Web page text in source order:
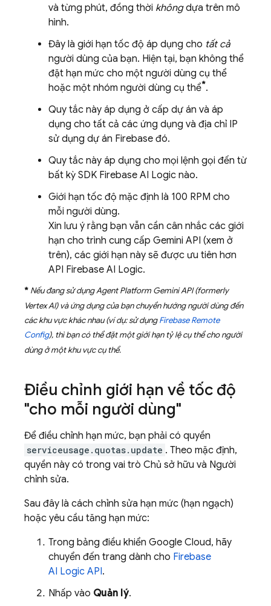
và từng phút, đồng thời khôngdựa trên mô
hình.
Đây là giới hạn tốc độ áp dụng cho tất cả
người dùng của bạn. Hiện tại, bạn không thể
đặt hạn mức cho một người dùng cụ thể
hoặc một nhóm người dùng cụ thể*.
Quy tắc này áp dụng ở cấp dự án và áp
dụng cho tất cả các ứng dụng và địa chỉ IP
sử dụng dự án Firebase đó.
Quy tắc này áp dụng cho mọi lệnh gọi đến từ
bất kỳ SDK Firebase AI Logic nào.
Giới hạn tốc độ mặc định là 100 RPM cho
mỗi người dùng.
Xin lưu ý rằng bạn vẫn cần cân nhắc các giới
hạn cho trình cung cấp Gemini API (xem ở
trên), các giới hạn này sẽ được ưu tiên hơn
API Firebase AI Logic.
* Nếu đang sử dụngAgent Platform Gemini API (formerly
Vertex AI)và ứng dụng của bạn chuyển hướng người dùng đến
các khu vực khác nhau (ví dụ: sử dụngFirebase Remote
Config), thì bạn có thể đặt một giới hạn tỷ lệ cụ thể cho người
dùng ở một khu vực cụ thể.
Điều chỉnh giới hạn về tốc độ
"cho mỗi người dùng"
Để điều chỉnh hạn mức, bạn phải có quyền
serviceusage.quotas.update . Theo mặc định,
quyền này có trong vai trò Chủ sở hữu và Người
chỉnh sửa.
Sau đây là cách chỉnh sửa hạn mức (hạn ngạch)
hoặc yêu cầu tăng hạn mức:
Trong bảng điều khiển Google Cloud, hãy
chuyển đến trang dành cho Firebase
AI Logic API.
Nhấp vào Quản lý.